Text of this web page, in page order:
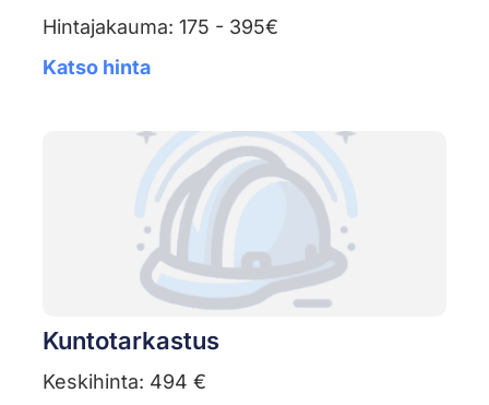
Hintajakauma: 175 - 395€
Katso hinta
Kuntotarkastus
Keskihinta: 494 €